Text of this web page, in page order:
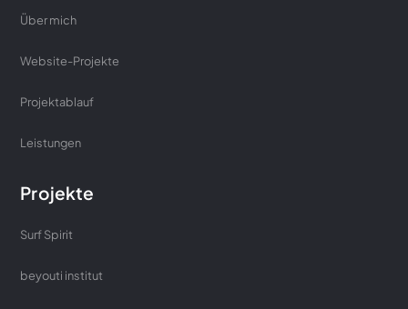
Über mich
Website-Projekte
Projektablauf
Leistungen
Projekte
Surf Spirit
beyouti institut